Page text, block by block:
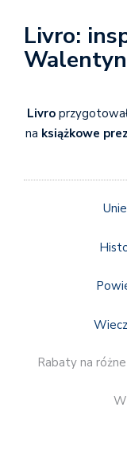
Livro:
Livro
na książkowe
Rabaty na